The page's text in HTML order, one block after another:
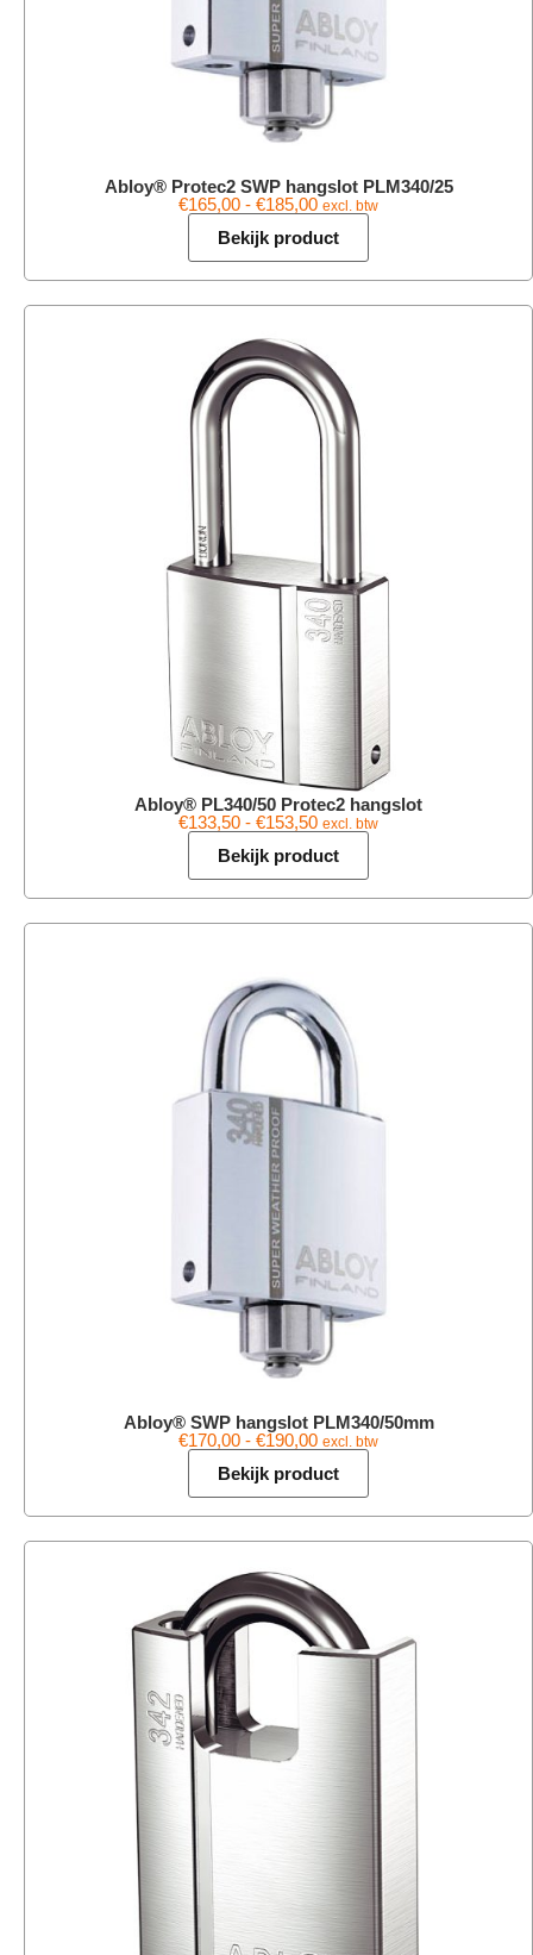
Abloy® Protec2 SWP hangslot PLM340/25
€165,00 - €185,00 excl. btw
Bekijk product
Abloy® PL340/50 Protec2 hangslot
€133,50 - €153,50 excl. btw
Bekijk product
Abloy® SWP hangslot PLM340/50mm
€170,00 - €190,00 excl. btw
Bekijk product